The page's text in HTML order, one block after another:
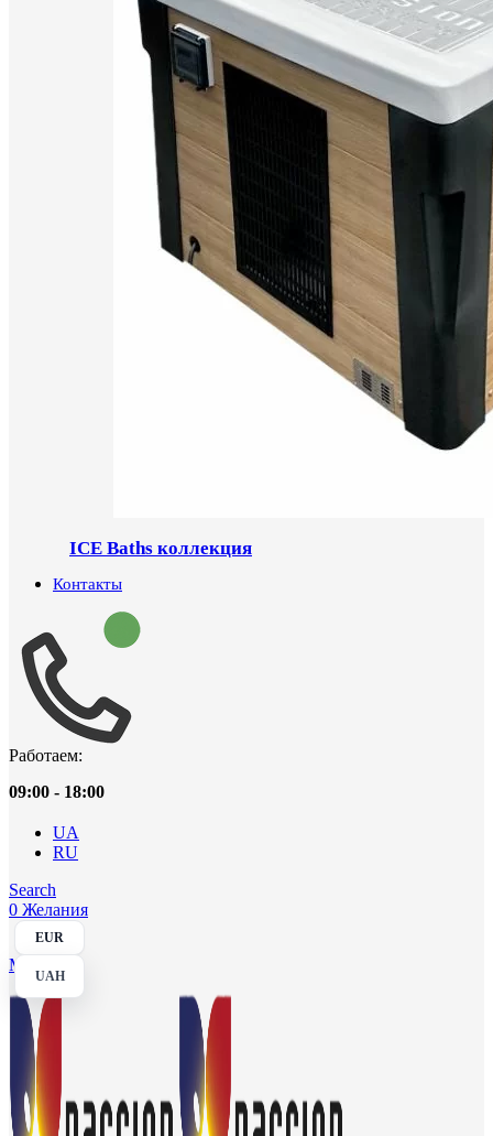
ICE Baths коллекция
Контакты
Работаем:
09:00 - 18:00
UA
RU
Search
0 Желания
EUR
UAH
Menu